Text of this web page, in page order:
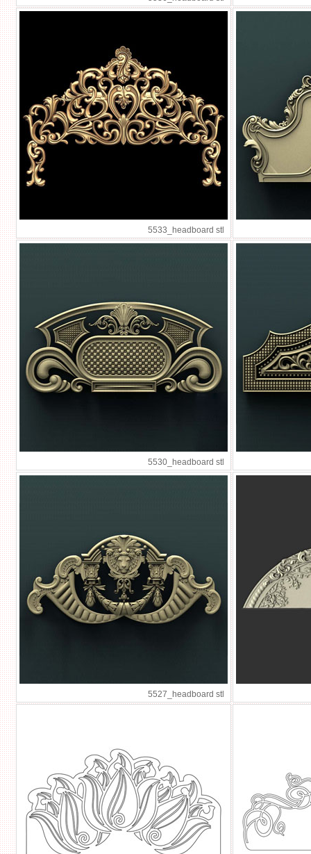
5533_headboard stl
5530_headboard stl
5527_headboard stl